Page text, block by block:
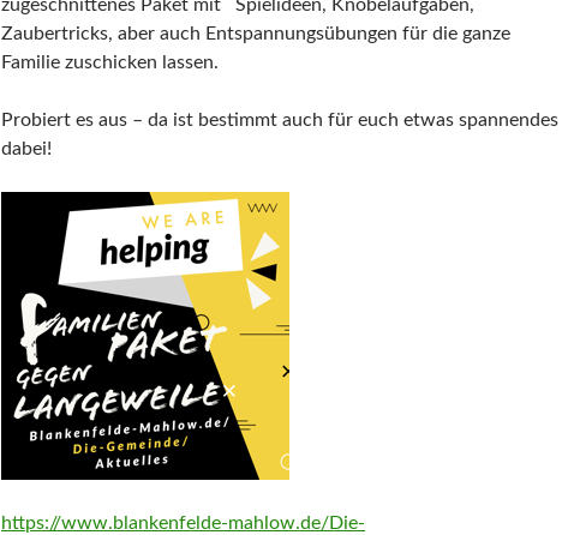
zugeschnittenes Paket mit Spielideen, Knobelaufgaben,
Zaubertricks, aber auch Entspannungsübungen für die ganze
Familie zuschicken lassen.
Probiert es aus – da ist bestimmt auch für euch etwas spannendes
dabei!
https://www.blankenfelde-mahlow.de/Die-